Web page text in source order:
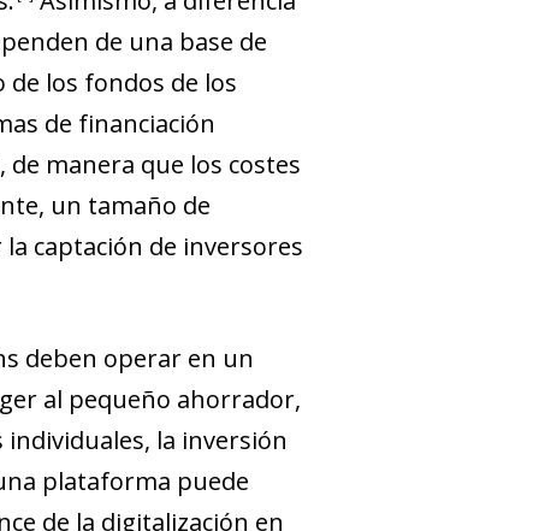
de una base de
los fondos de los
de financiación
manera que los costes
un tamaño de
captación de inversores
deben operar en un
al pequeño ahorrador,
la inversión
plataforma puede
de la digitalización en